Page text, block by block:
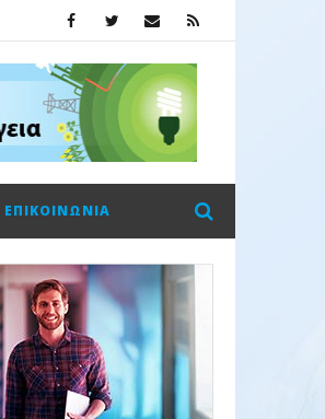
ΕΠΙΚΟΙΝΩΝΊΑ